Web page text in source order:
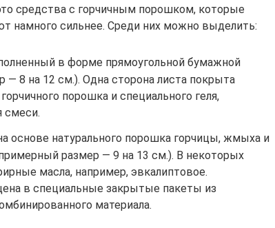
средства с горчичным порошком, которые
намного сильнее. Среди них можно выделить:
в форме прямоугольной бумажной
8 на 12 см.). Одна сторона листа покрыта
порошка и специального геля,
смеси.
основе натурального порошка горчицы, жмыха и
размер — 9 на 13 см.). В некоторых
масла, например, эвкалиптовое.
в специальные закрытые пакеты из
материала.